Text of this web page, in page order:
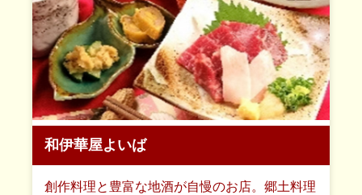
和伊華屋よいば
創作料理と豊富な地酒が自慢のお店。郷土料理